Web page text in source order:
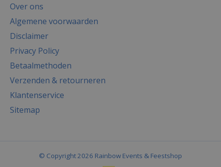
Over ons
Algemene voorwaarden
Disclaimer
Privacy Policy
Betaalmethoden
Verzenden & retourneren
Klantenservice
Sitemap
© Copyright 2026 Rainbow Events & Feestshop